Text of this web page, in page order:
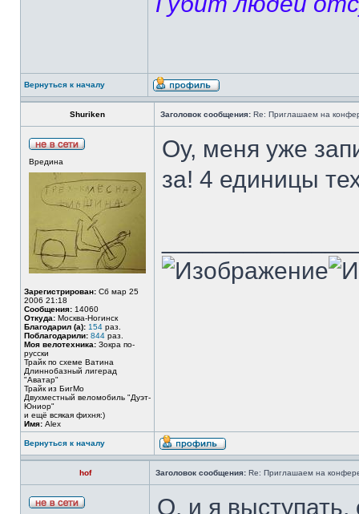
Вернуться к началу
Shuriken Заголовок сообщения: Re: Приглашаем на
Вредина
Зарегистрирован: Сб мар 25
2006 21:18
Сообщения: 14060
Откуда: Москва-Ногинск
Благодарил (а): 154 раз.
Поблагодарили: 844 раз.
Моя велотехника: Зокра по-
русски
Трайк по схеме Ватина
Длиннобазный лигерад
"Аватар"
Трайк из БигМо
Двухместный веломобиль "Дуэт-
Юниор"
и ещё всякая фихня:)
Имя: Alex
Оу, меня уже
за! 4 единицы
Вернуться к началу
hof Заголовок сообщения: Re: Приглашаем на
О, и я выступать,